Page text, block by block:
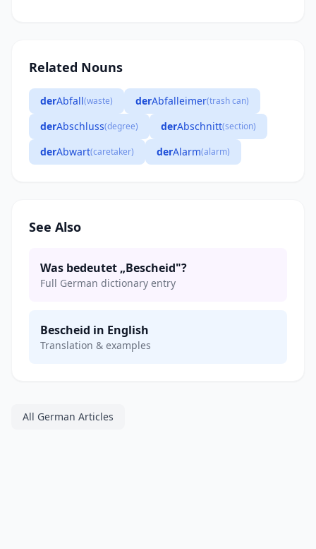
Related Nouns
derAbfall(waste) derAbfalleimer(trash can)
derAbschluss(degree) derAbschnitt(section)
derAbwart(caretaker) derAlarm(alarm)
See Also
Was bedeutet „Bescheid"?
Full German dictionary entry
Bescheid in English
Translation & examples
All German Articles